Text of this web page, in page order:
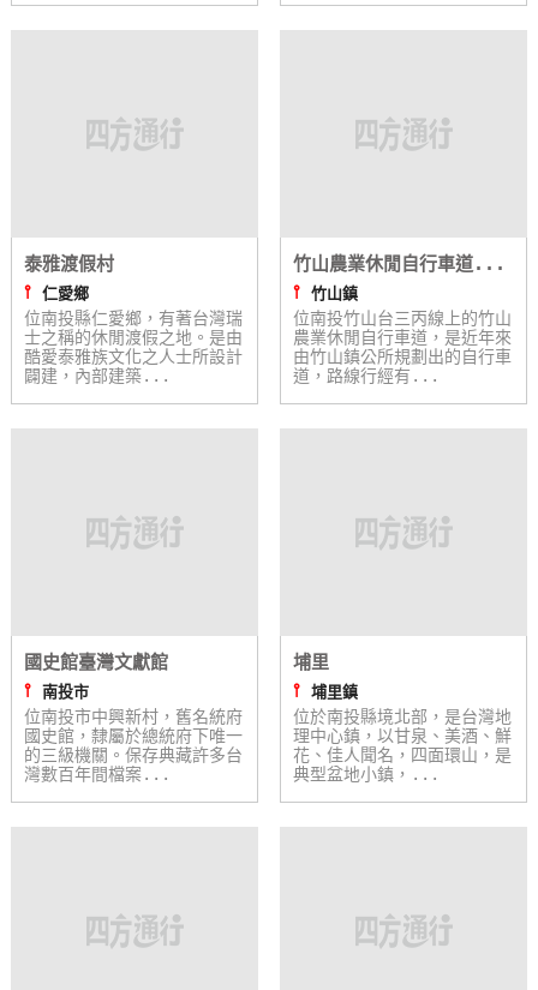
泰雅渡假村
⫯ 仁愛鄉
位南投縣仁愛鄉，有著台灣瑞
士之稱的休閒渡假之地。是由
酷愛泰雅族文化之人士所設計
闢建，內部建築...
竹山農業休閒自行車道...
⫯ 竹山鎮
位南投竹山台三丙線上的竹山
農業休閒自行車道，是近年來
由竹山鎮公所規劃出的自行車
道，路線行經有...
國史館臺灣文獻館
⫯ 南投市
位南投市中興新村，舊名統府
國史館，隸屬於總統府下唯一
的三級機關。保存典藏許多台
灣數百年間檔案...
埔里
⫯ 埔里鎮
位於南投縣境北部，是台灣地
理中心鎮，以甘泉、美酒、鮮
花、佳人聞名，四面環山，是
典型盆地小鎮，...